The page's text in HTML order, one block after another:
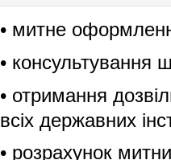
• митне
• консультування
• отримання
всіх державних
• розрахунок